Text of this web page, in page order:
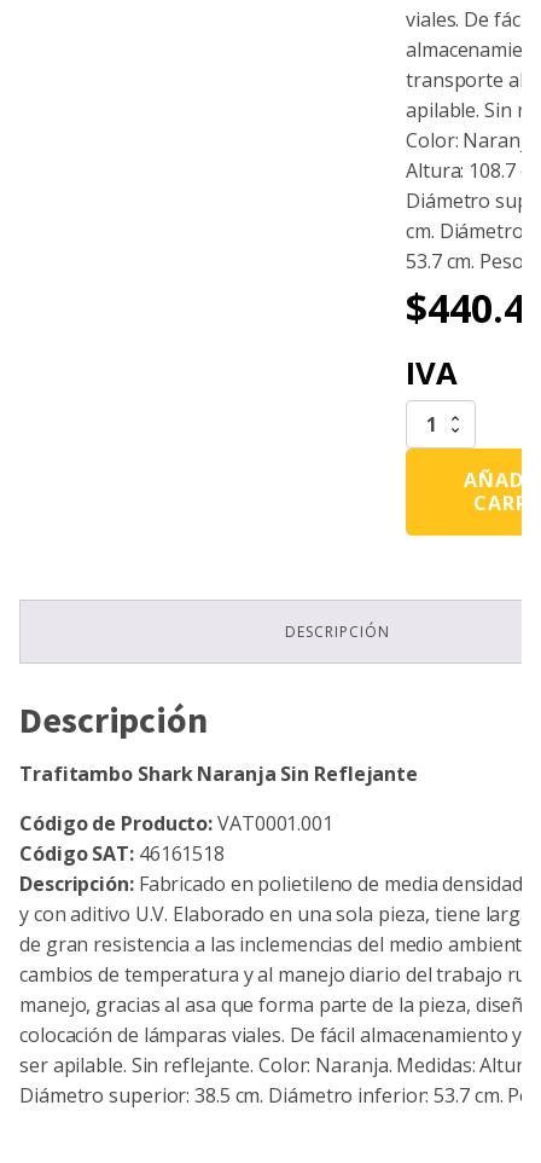
viales. De fácil
transporte al
apilable. Sin
Color:
Altura: 108.7
Diámetro
cm. Diámetro
53.7 cm. Peso:
$
IVA
Trafitambo
Shark
cantidad
DESCRIPCIÓN
Descripción
Trafitambo Shark Naranja Sin Reflejante
Código de Producto:VAT0001.001
Código SAT:46161518
Descripción:Fabricado en polietileno de media densidad,
y con aditivo U.V. Elaborado en una sola pieza, tiene larga
de gran resistencia a las inclemencias del medio
cambios de temperatura y al manejo diario del trabajo
manejo, gracias al asa que forma parte de la pieza,
colocación de lámparas viales. De fácil almacenamiento y
ser apilable. Sin reflejante. Color: Naranja. Medidas: Altura:
Diámetro superior: 38.5 cm. Diámetro inferior: 53.7 cm.